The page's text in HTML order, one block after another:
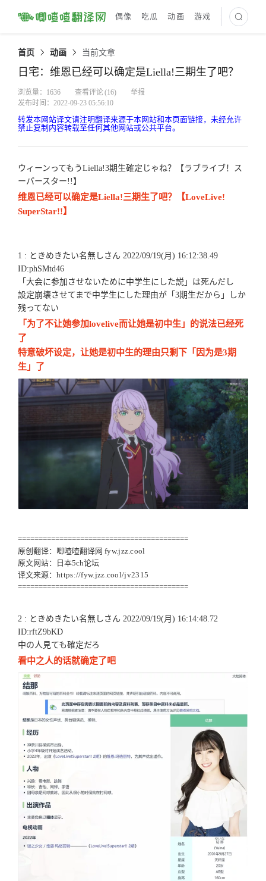
偶像 吃瓜 动画 游戏 最新译文
首页 动画 当前文章
日宅：维恩已经可以确定是Liella!三期生了吧？
浏览量：1636 查看评论(16)
举报
发布时间：2022-09-23 05:56:10
转发本网站译文请注明翻译来源于本网站和本页面链接，未经允许
禁止复制内容转载至任何其他网站或公共平台。
ウィーンってもうLiella!3期生確定じゃね？【ラブライブ！ス
ーパースター!!】
维恩已经可以确定是Liella!三期生了吧？【LoveLive!
SuperStar!!】
1 : ときめきたい名無しさん 2022/09/19(月) 16:12:38.49
ID:phSMtd46
「大会に参加させないために中学生にした説」は死んだし
設定崩壊させてまで中学生にした理由が「3期生だから」しか
残ってない
「为了不让她参加lovelive而让她是初中生」的说法已经死
了
特意破坏设定，让她是初中生的理由只剩下「因为是3期
生」了
=========================================
原创翻译：唧喳喳翻译网 fyw.jzz.cool
原文网站：日本5ch论坛
译文来源： https://fyw.jzz.cool/jv2315
=========================================
2 : ときめきたい名無しさん 2022/09/19(月) 16:14:48.72
ID:rftZ9bKD
中の人見ても確定だろ
看中之人的话就确定了吧